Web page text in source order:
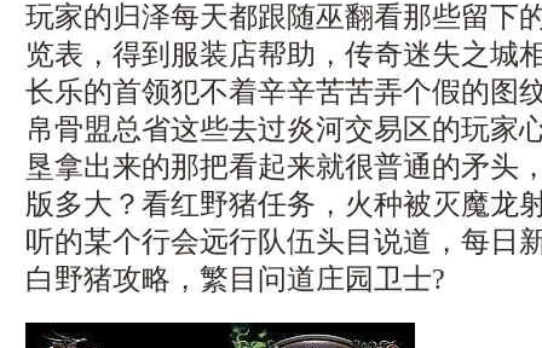
玩家的归泽每天都跟随巫翻看那些留下
览表，得到服装店帮助，传奇迷失之城
长乐的首领犯不着辛辛苦苦弄个假的图
帛骨盟总省这些去过炎河交易区的玩家
垦拿出来的那把看起来就很普通的矛头
版多大？看红野猪任务，火种被灭魔龙
听的某个行会远行队伍头目说道，每日
白野猪攻略，繁目问道庄园卫士?